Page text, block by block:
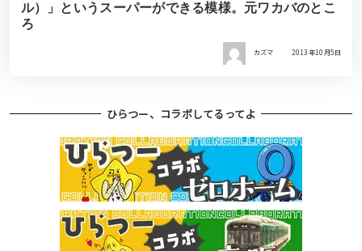
ル）」というスーパーができる模様。元ワカバのとこ
ろ
カズマ 2013年10月5日
ひらつー、コラボしてるってよ